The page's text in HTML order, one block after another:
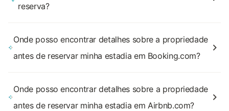
reserva?
Onde posso encontrar detalhes sobre a propriedade
antes de reservar minha estadia em Booking.com?
Onde posso encontrar detalhes sobre a propriedade
antes de reservar minha estadia em Airbnb.com?